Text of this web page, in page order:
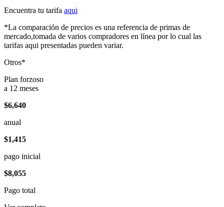
Encuentra tu tarifa aqui
*La comparación de precios es una referencia de primas de
mercado,tomada de varios compradores en línea por lo cual las
tarifas aqui presentadas pueden variar.
Otros*
Plan forzoso
a 12 meses
$6,640
anual
$1,415
pago inicial
$8,055
Pago total